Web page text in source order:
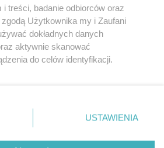
Grupa ZPR Media
treści, badanie odbiorców oraz
zgodą Użytkownika my i Zaufani
dokładnych danych
aktywnie skanować
do celów identyfikacji.
przycisk ustawień prywatności
dolnym rogu strony
danych nie wymagają zgody
USTAWIENIA